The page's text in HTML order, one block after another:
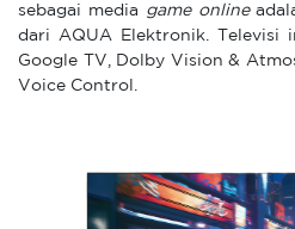
sebagai media
game online
dari AQUA Elektronik. Televisi
Google TV, Dolby Vision &
Voice Control.